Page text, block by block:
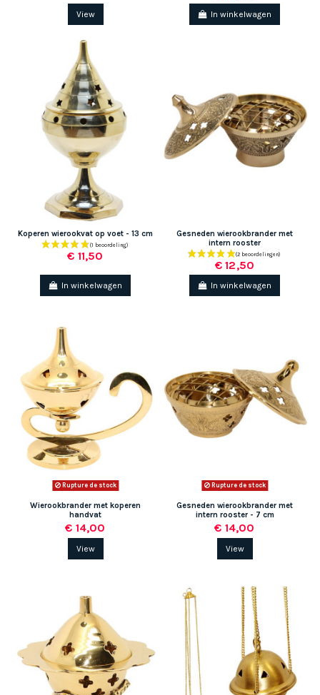
(2 beoordelingen)
View In winkelwagen
Koperen wierookvat op voet - 13 cm
€ 11,50
In winkelwagen
Gesneden wierookbrander met
intern rooster
€ 12,50
In winkelwagen
Rupture de stock
Wierookbrander met koperen
handvat
€ 14,00
View
Rupture de stock
Gesneden wierookbrander met
intern rooster - 7 cm
€ 14,00
View